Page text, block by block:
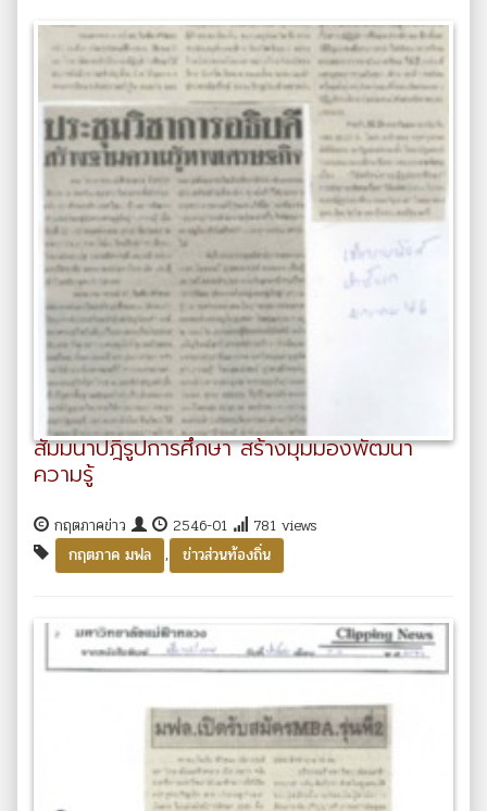
สัมมนาปฎิรูปการศึกษา สร้างมุมมองพัฒนา
ความรู้
กฤตภาคข่าว 2546-01
781 views
กฤตภาค มฟล
, ข่าวส่วนท้องถิ่น